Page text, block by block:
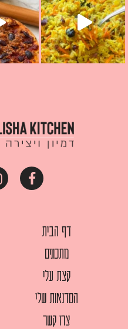
דף הבית
מתכונים
קצת עלי
הסדנאות שלי
צרו קשר